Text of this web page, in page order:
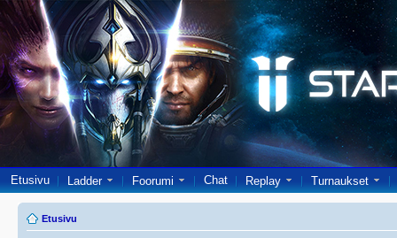
Etusivu Ladder Foorumi Chat Replay Turnaukset
Etusivu